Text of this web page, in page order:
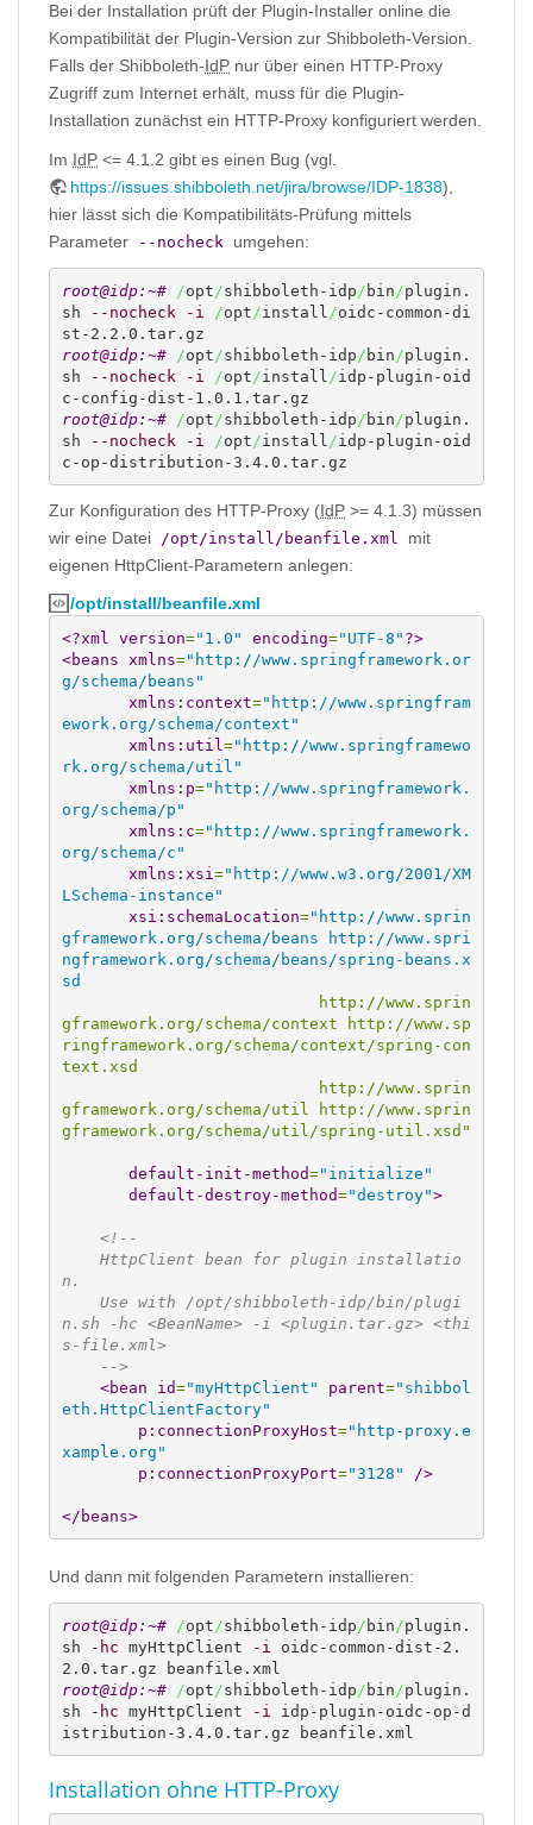
Bei der Installation prüft der Plugin-Installer online die
Kompatibilität der Plugin-Version zur Shibboleth-Version.
Falls der Shibboleth-IdP nur über einen HTTP-Proxy
Zugriff zum Internet erhält, muss für die Plugin-
Installation zunächst ein HTTP-Proxy konfiguriert werden.
Im IdP <= 4.1.2 gibt es einen Bug (vgl.
https://issues.shibboleth.net/jira/browse/IDP-1838),
hier lässt sich die Kompatibilitäts-Prüfung mittels
Parameter
--nocheck umgehen:
root@idp:~# /opt /shibboleth-idp / bin /plugin.
sh
--nocheck -i /opt /install /oidc-common-di
root@idp:~#
/opt /shibboleth-idp / bin /plugin.
sh
--nocheck -i /opt /install /idp-plugin-oid
root@idp:~#
/opt /shibboleth-idp / bin /plugin.
sh
--nocheck -i /opt /install /idp-plugin-oid
c-op-distribution-3.4.0.tar.gz
Zur Konfiguration des HTTP-Proxy (IdP >= 4.1.3) müssen
wir eine Datei /opt/install/beanfile.xml
mit
eigenen HttpClient-Parametern anlegen:
/opt/install/beanfile.xml
<?xml version="1.0" encoding="UTF-8" ?>
<beans
xmlns="http://www.springframework.or
g/schema/beans"
xmlns:context="http://www.springfram
ework.org/schema/context"
xmlns:util ="http://www.springframewo
rk.org/schema/util"
xmlns:p="http://www.springframework.
org/schema/p"
xmlns:c="http://www.springframework.
org/schema/c"
xmlns:xsi ="http://www.w3.org/2001/XM
LSchema-instance"
xsi:schemaLocation="http://www.sprin
gframework.org/schema/beans http://www.spri
ngframework.org/schema/beans/spring-beans.x
sd
gframework.org/schema/context http://www.sp
ringframework.org/schema/context/spring-con
text.xsd
gframework.org/schema/util http://www.sprin
gframework.org/schema/util/spring-util.xsd"
default-init-method="initialize"
default-destroy-method="destroy">
<!--
n.
n.sh -hc <BeanName> -i <plugin.tar.gz> <thi
s-file.xml>
    -->
<bean
id="myHttpClient" parent="shibbol
eth.HttpClientFactory"
p:connectionProxyHost="http-proxy.e
xample.org"
p:connectionProxyPort="3128" />
</beans>
Und dann mit folgenden Parametern installieren:
root@idp:~# /opt /shibboleth-idp / bin /plugin.
sh
-hc myHttpClient -i
oidc-common-dist-2.
root@idp:~#
/opt /shibboleth-idp / bin /plugin.
sh
-hc myHttpClient -i
idp-plugin-oidc-op-d
istribution-3.4.0.tar.gz beanfile.xml
Installation ohne HTTP-Proxy